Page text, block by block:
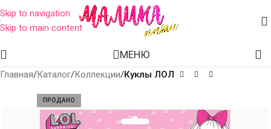
Skip to navigation
Skip to main content
МЕНЮ
Главная Каталог Коллекции Куклы ЛОЛ
ПРОДАНО